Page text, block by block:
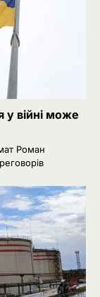
у війні може
Роман
коли